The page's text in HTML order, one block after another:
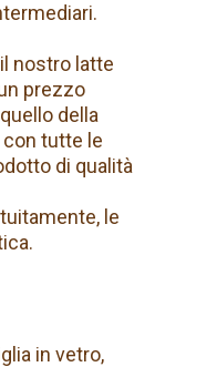
nostro latte
prezzo
della
tutte le
di qualità
le
in vetro,